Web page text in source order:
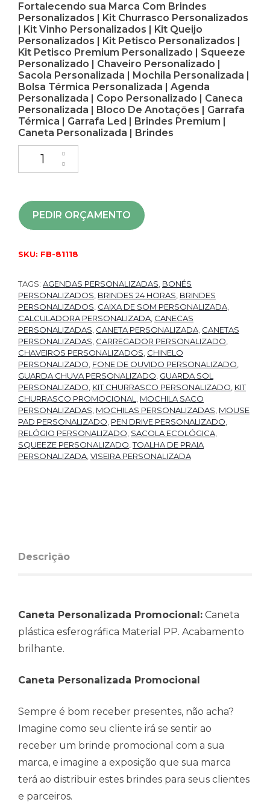
Fortalecendo sua Marca Com Brindes
Personalizados | Kit Churrasco Personalizados
| Kit Vinho Personalizados | Kit Queijo
Personalizados | Kit Petisco Personalizados |
Kit Petisco Premium Personalizado | Squeeze
Personalizado | Chaveiro Personalizado |
Sacola Personalizada | Mochila Personalizada |
Bolsa Térmica Personalizada | Agenda
Personalizada | Copo Personalizado | Caneca
Personalizada | Bloco De Anotações | Garrafa
Térmica | Garrafa Led | Brindes Premium |
Caneta Personalizada | Brindes
PEDIR ORÇAMENTO
SKU: FB-81118
TAGS: AGENDAS PERSONALIZADAS BONÉS
PERSONALIZADOS BRINDES 24 HORAS BRINDES
PERSONALIZADOS CAIXA DE SOM PERSONALIZADA
CALCULADORA PERSONALIZADA CANECAS
PERSONALIZADAS CANETA PERSONALIZADA CANETAS
PERSONALIZADAS CARREGADOR PERSONALIZADO
CHAVEIROS PERSONALIZADOS CHINELO
PERSONALIZADO FONE DE OUVIDO PERSONALIZADO
GUARDA CHUVA PERSONALIZADO GUARDA SOL
PERSONALIZADO KIT CHURRASCO PERSONALIZADO KIT
CHURRASCO PROMOCIONAL
MOCHILA SACO
PERSONALIZADAS MOCHILAS PERSONALIZADAS MOUSE
PAD PERSONALIZADO PEN DRIVE PERSONALIZADO
RELÓGIO PERSONALIZADO SACOLA ECOLÓGICA
SQUEEZE PERSONALIZADO ,TOALHA DE PRAIA
PERSONALIZADA VISEIRA PERSONALIZADA
Descrição
Caneta Personalizada Promocional: Caneta
plástica esferográfica Material PP. Acabamento
brilhante.
Caneta Personalizada Promocional
Sempre é bom receber presentes, não acha?
Imagine como seu cliente irá se sentir ao
receber um brinde promocional com a sua
marca, e imagine a exposição que sua marca
terá ao distribuir estes brindes para seus clientes
e parceiros.